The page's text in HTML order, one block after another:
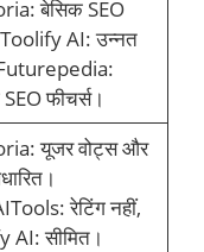
बेसिक SEO
AI: उन्नत
फीचर्स।
यूजर वोट्स और
रेटिंग नहीं,
AI: सीमित।